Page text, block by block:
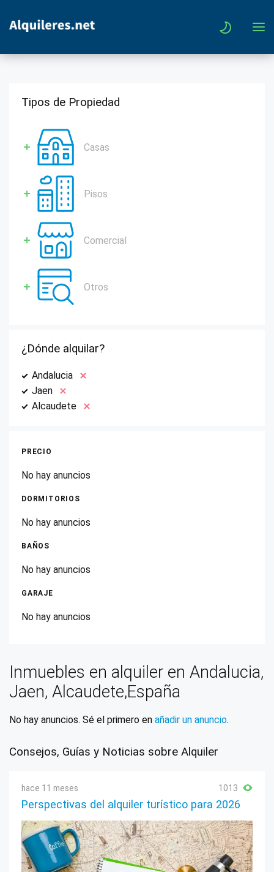
Tipos de Propiedad
Casas
Pisos
Comercial
Otros
¿Dónde alquilar?
Andalucia
Jaen
Alcaudete
PRECIO
No hay anuncios
DORMITORIOS
No hay anuncios
BAÑOS
No hay anuncios
GARAJE
No hay anuncios
Inmuebles en alquiler en Andalucia,
Jaen, Alcaudete,España
No hay anuncios. Sé el primero en añadir un anuncio.
Consejos, Guías y Noticias sobre Alquiler
hace 11 meses 1013
Perspectivas del alquiler turístico para 2026